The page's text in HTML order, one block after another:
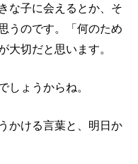
な子に会えるとか、そ
うのです。「何のため
大切だと思います。
しょうからね。
かける言葉と、明日か